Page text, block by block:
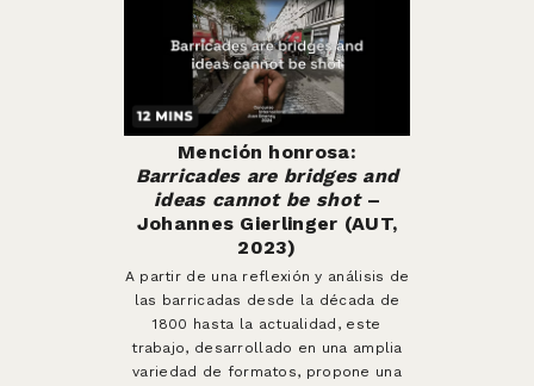
Mención honrosa:
Barricades are bridges and
ideas cannot be shot–
Johannes Gierlinger (AUT,
2023)
A partir de una reflexión y análisis de
las barricadas desde la década de
1800 hasta la actualidad, este
trabajo, desarrollado en una amplia
variedad de formatos, propone una